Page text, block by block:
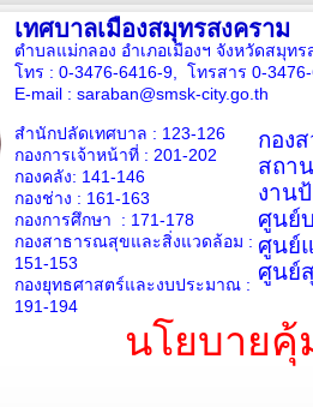
เทศบาลเมืองสมุทรสงคราม
ตำบลแม่กลอง อำเภอเมืองฯ จังหวัดสมุท
โทร : 0-3476-6416-9, โทรสาร 0-
E-mail : saraban@smsk-city.go.th
สำนักปลัดเทศบาล : 123-126
กองการเจ้าหน้าที่ : 201-202
กองคลัง: 141-146
กองช่าง : 161-163
กองการศึกษา : 171-178
กองสาธารณสุขและสิ่งแวดล้อม :
151-153
กองยุทธศาสตร์และงบประมาณ :
191-194
กอง
สถา
งาน
ศูนย์
ศูนย์
ศูนย์
นโยบาย